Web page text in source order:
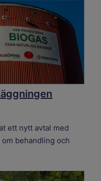
ett nytt avtal med
behandling och